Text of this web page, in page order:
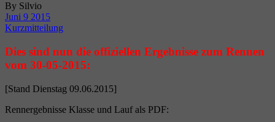
By Silvio
Juni 9 2015
Kurzmitteilung
Dies sind nun die offiziellen Ergebnisse zum Rennen
vom 30-05-2015:
[Stand Dienstag 09.06.2015]
Rennergebnisse Klasse und Lauf als PDF: